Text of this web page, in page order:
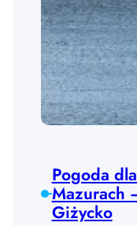
Pogoda
Mazurach
Giżycko